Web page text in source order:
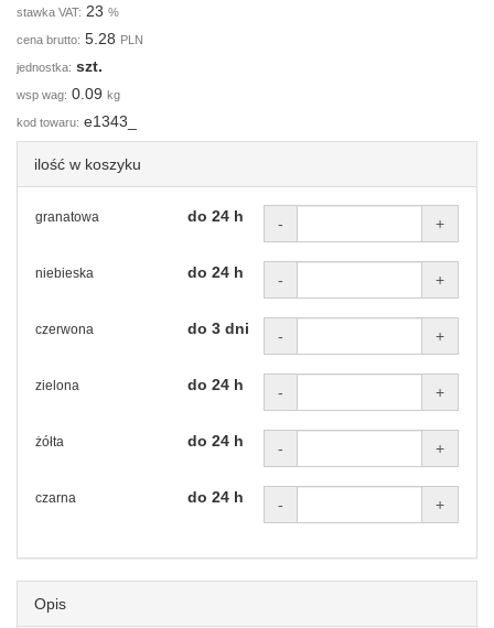
stawka VAT: 23 %
cena brutto: 5.28 PLN
jednostka: szt.
wsp wag: 0.09 kg
kod towaru: e1343_
ilość w koszyku
granatowa do 24 h - +
niebieska do 24 h - +
czerwona do 3 dni - +
zielona do 24 h - +
żółta do 24 h - +
czarna do 24 h - +
Opis